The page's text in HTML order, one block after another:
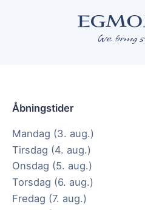
Åbningstider
Mandag (3. aug.)
Tirsdag (4. aug.)
Onsdag (5. aug.)
Torsdag (6. aug.)
Fredag (7. aug.)